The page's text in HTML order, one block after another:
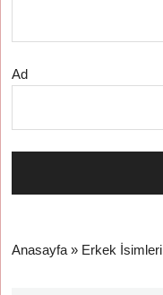
Ad
Anasayfa » Erkek İsimleri